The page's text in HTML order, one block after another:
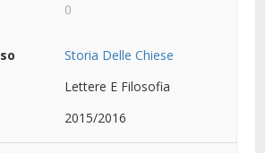
0
Storia Delle Chiese
Lettere E Filosofia
2015/2016